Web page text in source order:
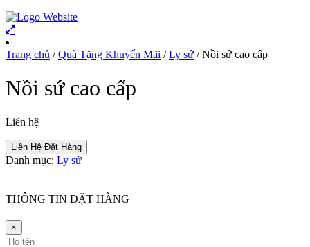
Trang chủ /Quà Tặng Khuyến Mãi /Ly sứ / Nồi sứ cao cấp
Nồi sứ cao cấp
Liên hệ
Liên Hệ Đặt Hàng
Danh mục: Ly sứ
THÔNG TIN ĐẶT HÀNG
×